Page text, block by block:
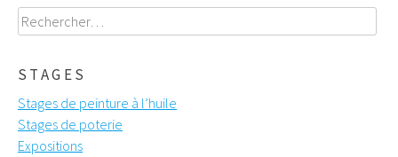
Rechercher :
STAGES
Stages de peinture à l’huile
Stages de poterie
Expositions